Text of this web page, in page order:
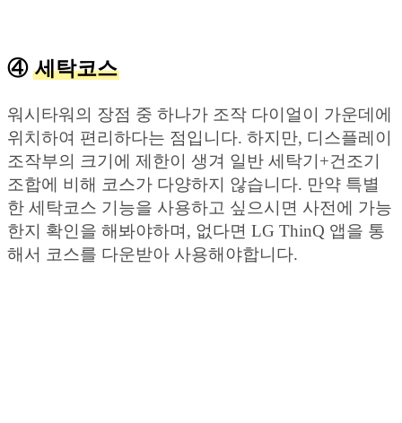
④ 세탁코스
워시타워의 장점 중 하나가 조작 다이얼이 가운데에
위치하여 편리하다는 점입니다. 하지만, 디스플레이
조작부의 크기에 제한이 생겨 일반 세탁기+건조기
조합에 비해 코스가 다양하지 않습니다. 만약 특별
한 세탁코스 기능을 사용하고 싶으시면 사전에 가능
한지 확인을 해봐야하며, 없다면 LG ThinQ 앱을 통
해서 코스를 다운받아 사용해야합니다.